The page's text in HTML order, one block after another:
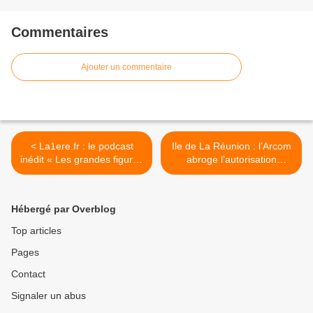
Commentaires
Ajouter un commentaire
< La1ere.fr : le podcast
inédit « Les grandes figures
du Pacifique » revient sur
l'histoire du Pacifique !
Ile de La Réunion : l'Arcom
abroge l’autorisation
délivrée à l’association
Hébergé par Overblog
Top articles
Pages
Contact
Signaler un abus